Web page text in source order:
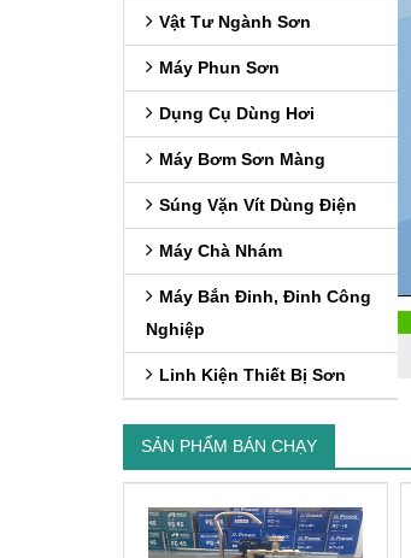
Vật Tư Ngành Sơn
Máy Phun Sơn
Dụng Cụ Dùng Hơi
Máy Bơm Sơn Màng
Súng Vặn Vít Dùng Điện
Máy Chà Nhám
Máy Bắn Đinh, Đinh Công
Nghiệp
Linh Kiện Thiết Bị Sơn
SẢN PHẨM BÁN CHẠY